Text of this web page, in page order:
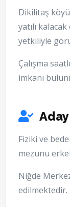
Dikilitaş
yatılı
yetkiliyle
Çalışma
imkanı
Fiziki ve
mezunu
Niğde
edilmektedir.